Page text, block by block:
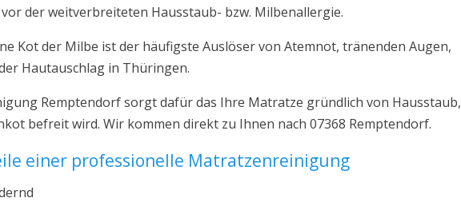
der weitverbreiteten Hausstaub- bzw. Milbenallergie.
Kot der Milbe ist der häufigste Auslöser von Atemnot, tränenden Augen,
Hautauschlag in Thüringen.
Remptendorf sorgt dafür das Ihre Matratze gründlich von Hausstaub,
befreit wird. Wir kommen direkt zu Ihnen nach 07368 Remptendorf.
einer professionelle Matratzenreinigung